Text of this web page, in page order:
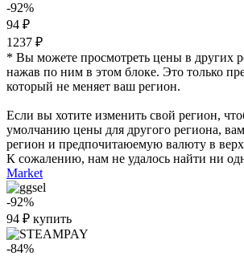
-92%
94 ₽
1237 ₽
* Вы можете просмотреть цены в других
нажав по ним в этом блоке. Это только
который не меняет ваш регион.
Если вы хотите изменить свой регион,
умолчанию цены для другого региона, вам
регион и предпочитаюемую валюту в
К сожалению, нам не удалось найти ни
Market
-92%
94 ₽ купить
-84%